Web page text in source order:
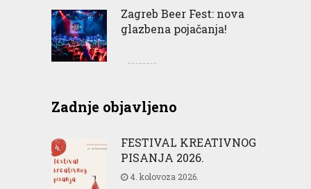
Zagreb Beer Fest: nova
glazbena pojačanja!
Zadnje objavljeno
FESTIVAL KREATIVNOG
PISANJA 2026.
4. kolovoza 2026.